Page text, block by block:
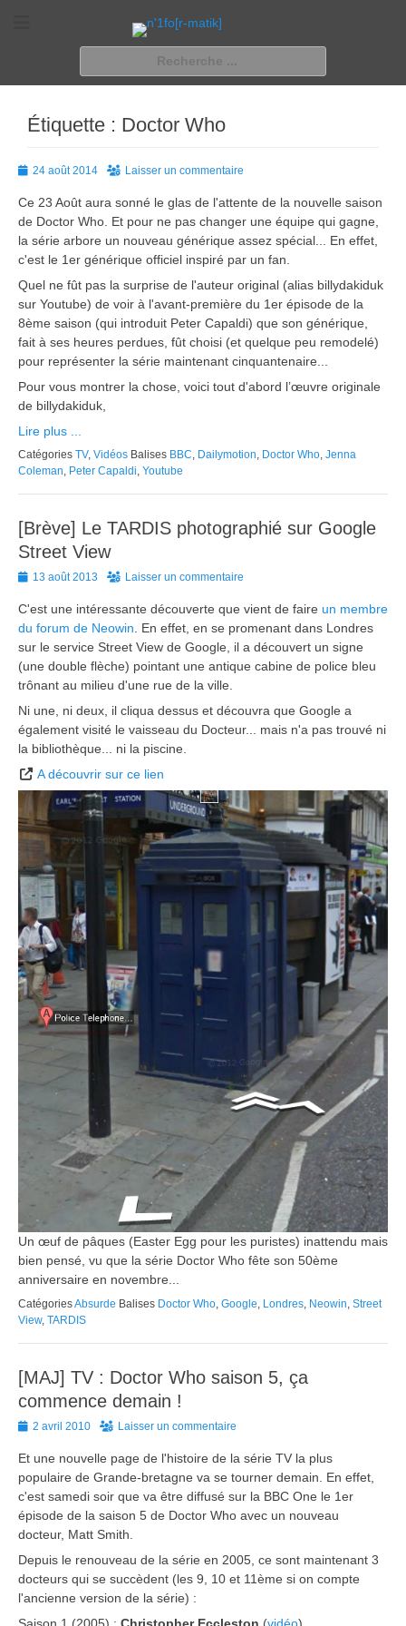
n'1fo[r-matik]
Pour les nymphos d'infos en info…
Étiquette : Doctor Who
Posted
24 août 2014 Laisser un commentaire
Ce 23 Août aura sonné le glas de l'attente de la nouvelle saison
de Doctor Who. Et pour ne pas changer une équipe qui gagne,
la série arbore un nouveau générique assez spécial... En effet,
c'est le 1er générique officiel inspiré par un fan.
Quel ne fût pas la surprise de l'auteur original (alias billydakiduk
sur Youtube) de voir à l'avant-première du 1er épisode de la
8ème saison (qui introduit Peter Capaldi) que son générique,
fait à ses heures perdues, fût choisi (et quelque peu remodelé)
pour représenter la série maintenant cinquantenaire...
Pour vous montrer la chose, voici tout d'abord l’œuvre originale
de billydakiduk,
Lire plus ...
Catégories TV, Vidéos Balises BBC, Dailymotion, Doctor Who, Jenna
Coleman, Peter Capaldi, Youtube
[Brève] Le TARDIS photographié sur Google
Street View
Posted13 août 2013 Laisser un commentaire
C'est une intéressante découverte que vient de faire un membre
du forum de Neowin . En effet, en se promenant dans Londres
sur le service Street View de Google, il a découvert un signe
(une double flèche) pointant une antique cabine de police bleu
trônant au milieu d'une rue de la ville.
Ni une, ni deux, il cliqua dessus et découvra que Google a
également visité le vaisseau du Docteur... mais n'a pas trouvé ni
la bibliothèque... ni la piscine.
A découvrir sur ce lien
Un œuf de pâques (Easter Egg pour les puristes) inattendu mais
bien pensé, vu que la série Doctor Who fête son 50ème
anniversaire en novembre...
CatégoriesAbsurde Balises Doctor Who, Google, Londres, Neowin, Street
View, TARDIS
[MAJ] TV : Doctor Who saison 5, ça
commence demain !
Posted
2 avril 2010 Laisser un commentaire
Et une nouvelle page de l'histoire de la série TV la plus
populaire de Grande-bretagne va se tourner demain. En effet,
c'est samedi soir que va être diffusé sur la BBC One le 1er
épisode de la saison 5 de Doctor Who avec un nouveau
docteur, Matt Smith.
Depuis le renouveau de la série en 2005, ce sont maintenant 3
docteurs qui se succèdent (les 9, 10 et 11ème si on compte
l'ancienne version de la série) :